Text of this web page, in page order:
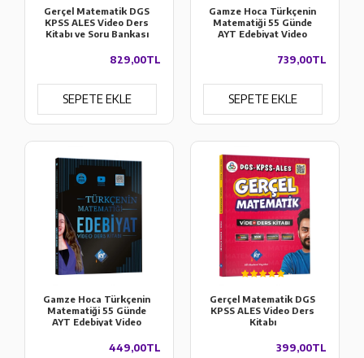
Gerçel Matematik DGS
KPSS ALES Video Ders
Kitabı ve Soru Bankası
829,00TL
SEPETE EKLE
Gamze Hoca Türkçenin
Matematiği 55 Günde
AYT Edebiyat Video
Edebiyat Soru Bankası
739,00TL
SEPETE EKLE
Gamze Hoca Türkçenin
Matematiği 55 Günde
AYT Edebiyat Video
449,00TL
Gerçel Matematik DGS
KPSS ALES Video Ders
Kitabı
399,00TL